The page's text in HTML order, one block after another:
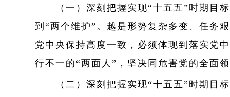
（一）深刻把握实现“十五五”时期目标
到“两个维护”。越是形势复杂多变、任务
党中央保持高度一致，必须体现到落实党
行不一的“两面人”，坚决同危害党的全面
（二）深刻把握实现“十五五”时期目标